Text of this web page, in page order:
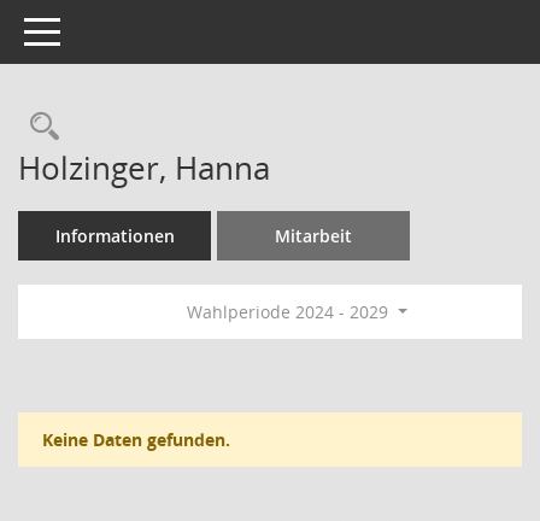
Toggle navigation
Rechercheauswahl
Holzinger, Hanna
Informationen Mitarbeit
Wahlperiode 2024 - 2029
Keine Daten gefunden.